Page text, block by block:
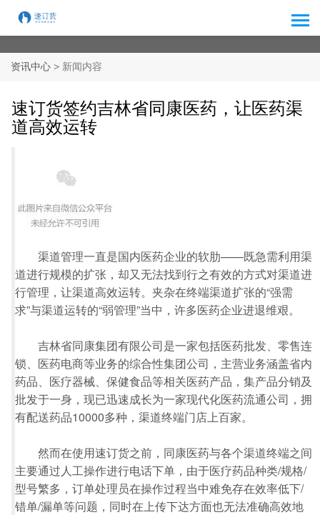
资讯中心 > 新闻内容
速订货签约吉林省同康医药，让医药渠
道高效运转
渠道管理一直是国内医药企业的软肋——既急需利用渠
道进行规模的扩张，却又无法找到行之有效的方式对渠道进
行管理，让渠道高效运转。夹杂在终端渠道扩张的“强需
求”与渠道运转的“弱管理”当中，许多医药企业进退维艰。
吉林省同康集团有限公司是一家包括医药批发、零售连
锁、医药电商等业务的综合性集团公司，主营业务涵盖省内
药品、医疗器械、保健食品等相关医药产品，集产品分销及
批发于一身，现已迅速成长为一家现代化医药流通公司，拥
有配送药品10000多种，渠道终端门店上百家。
然而在使用速订货之前，同康医药与各个渠道终端之间
主要通过人工操作进行电话下单，由于医疗药品种类/规格/
型号繁多，订单处理员在操作过程当中难免存在效率低下/
错单/漏单等问题，同时在上传下达方面也无法准确高效地